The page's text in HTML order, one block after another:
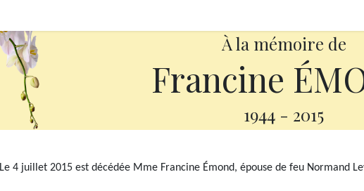
À la mémoire de
Francine
1944 - 2015
Le 4 juillet 2015 est décédée Mme Francine Émond, épouse de feu Normand